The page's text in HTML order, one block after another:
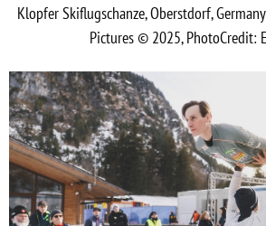
Klopfer Skiflugschanze, Oberstdorf,
Pictures © 2025, PhotoCredit: